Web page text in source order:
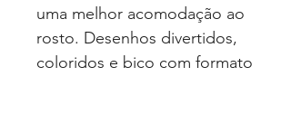
uma melhor acomodação ao
rosto. Desenhos divertidos,
coloridos e bico com formato